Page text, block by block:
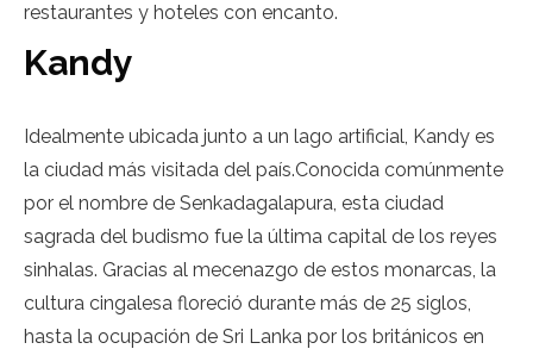
restaurantes y hoteles con encanto.
Kandy
Idealmente ubicada junto a un lago artificial, Kandy es
la ciudad más visitada del país.Conocida comúnmente
por el nombre de Senkadagalapura, esta ciudad
sagrada del budismo fue la última capital de los reyes
sinhalas. Gracias al mecenazgo de estos monarcas, la
cultura cingalesa floreció durante más de 25 siglos,
hasta la ocupación de Sri Lanka por los británicos en